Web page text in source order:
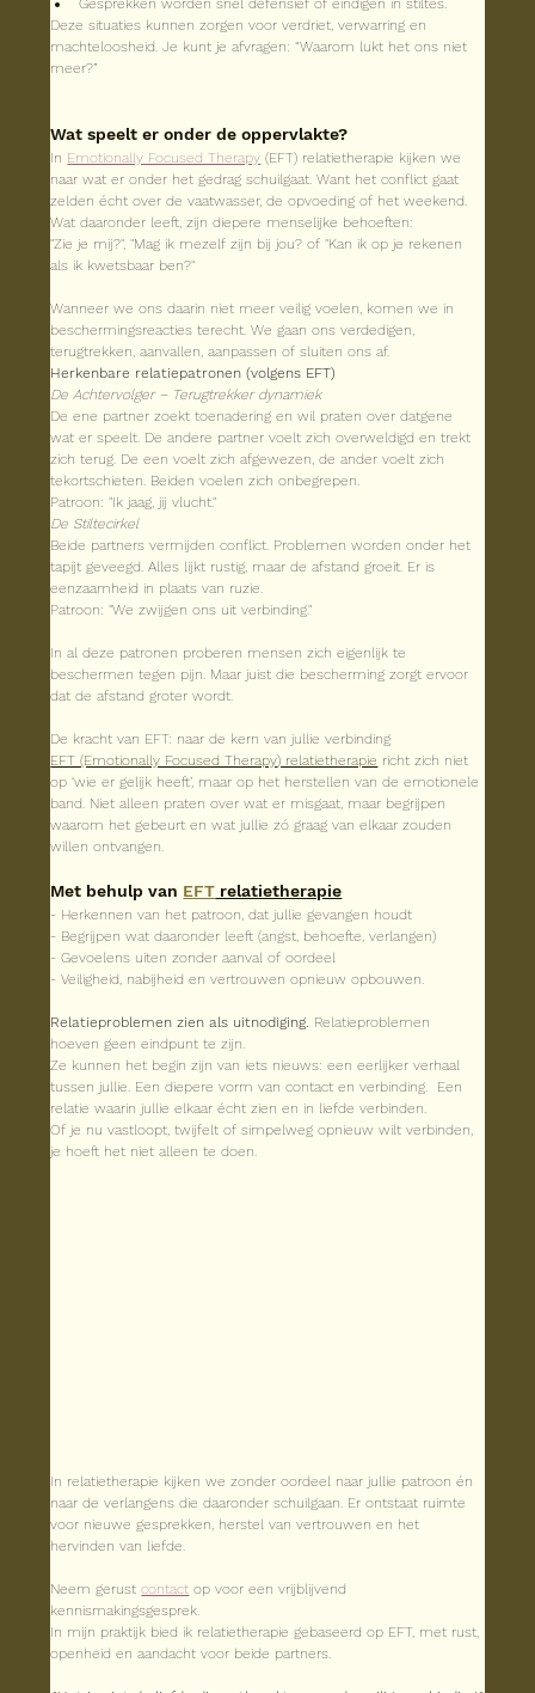
Deze situaties kunnen zorgen voor verdriet, verwarring en
machteloosheid. Je kunt je afvragen: “Waarom lukt het ons niet
meer?”
Wat speelt er onder de oppervlakte?
In Emotionally Focused Therapy (EFT) relatietherapie kijken we
naar wat er onder het gedrag schuilgaat. Want het conflict gaat
zelden écht over de vaatwasser, de opvoeding of het weekend.
Wat daaronder leeft, zijn diepere menselijke behoeften:
"Zie je mij?", "Mag ik mezelf zijn bij jou? of "Kan ik op je rekenen
als ik kwetsbaar ben?"
Wanneer we ons daarin niet meer veilig voelen, komen we in
beschermingsreacties terecht. We gaan ons verdedigen,
terugtrekken, aanvallen, aanpassen of sluiten ons af.
Herkenbare relatiepatronen (volgens EFT)
De Achtervolger – Terugtrekker dynamiek
De ene partner zoekt toenadering en wil praten over datgene
wat er speelt. De andere partner voelt zich overweldigd en trekt
zich terug. De een voelt zich afgewezen, de ander voelt zich
tekortschieten. Beiden voelen zich onbegrepen.
Patroon: "Ik jaag, jij vlucht."
De Stiltecirkel
Beide partners vermijden conflict. Problemen worden onder het
tapijt geveegd. Alles lijkt rustig, maar de afstand groeit. Er is
eenzaamheid in plaats van ruzie.
Patroon: "We zwijgen ons uit verbinding."
In al deze patronen proberen mensen zich eigenlijk te
beschermen tegen pijn. Maar juist die bescherming zorgt ervoor
dat de afstand groter wordt.
De kracht van EFT: naar de kern van jullie verbinding
EFT (Emotionally Focused Therapy) relatietherapie richt zich niet
op ‘wie er gelijk heeft’, maar op het herstellen van de emotionele
band. Niet alleen praten over wat er misgaat, maar begrijpen
waarom het gebeurt en wat jullie zó graag van elkaar zouden
willen ontvangen.
Met behulp van EFT relatietherapie
- Herkennen van het patroon, dat jullie gevangen houdt
- Begrijpen wat daaronder leeft (angst, behoefte, verlangen)
- Gevoelens uiten zonder aanval of oordeel
- Veiligheid, nabijheid en vertrouwen opnieuw opbouwen.
Relatieproblemen zien als uitnodiging. Relatieproblemen
hoeven geen eindpunt te zijn.
Ze kunnen het begin zijn van iets nieuws: een eerlijker verhaal
tussen jullie. Een diepere vorm van contact en verbinding.  Een
relatie waarin jullie elkaar écht zien en in liefde verbinden.
Of je nu vastloopt, twijfelt of simpelweg opnieuw wilt verbinden,
je hoeft het niet alleen te doen.
In relatietherapie kijken we zonder oordeel naar jullie patroon én
naar de verlangens die daaronder schuilgaan. Er ontstaat ruimte
voor nieuwe gesprekken, herstel van vertrouwen en het
hervinden van liefde.
Neem gerust contact op voor een vrijblijvend
kennismakingsgesprek.
In mijn praktijk bied ik relatietherapie gebaseerd op EFT, met rust,
openheid en aandacht voor beide partners.